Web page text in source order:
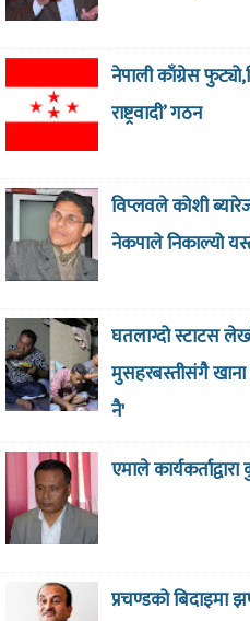
नेपाली काँग्रेस
राष्ट्रवादी’ गठन
विप्लवले कोशी
नेकपाले निकाल्यो
घतलाग्दो स्टाटस
मुसहरबस्तीसंगै खाना
नै'
एमाले
प्रचण्डको बिदाइमा